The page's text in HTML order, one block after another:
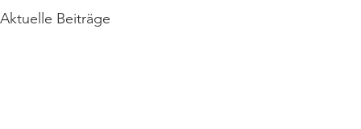
Aktuelle Beiträge